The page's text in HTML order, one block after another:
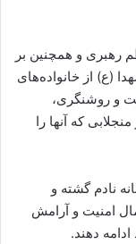
رهبری و همچنین بر
(ع) از خانواده‌های
و روشنگری،
که آنها را
نادم گشته و
امنیت و آرامش
دهند.